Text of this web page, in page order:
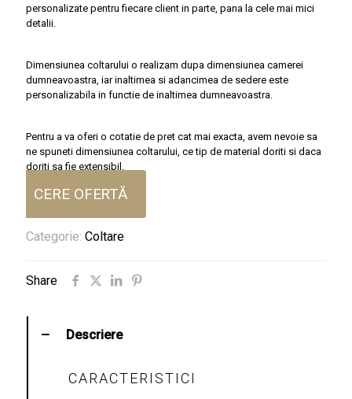
personalizate pentru fiecare client in parte, pana la cele mai mici
detalii.
Dimensiunea coltarului o realizam dupa dimensiunea camerei
dumneavoastra, iar inaltimea si adancimea de sedere este
personalizabila in functie de inaltimea dumneavoastra.
Pentru a va oferi o cotatie de pret cat mai exacta, avem nevoie sa
ne spuneti dimensiunea coltarului, ce tip de material doriti si daca
doriti sa fie extensibil.
CERE OFERTĂ
Categorie: Coltare
Share
Descriere
CARACTERISTICI